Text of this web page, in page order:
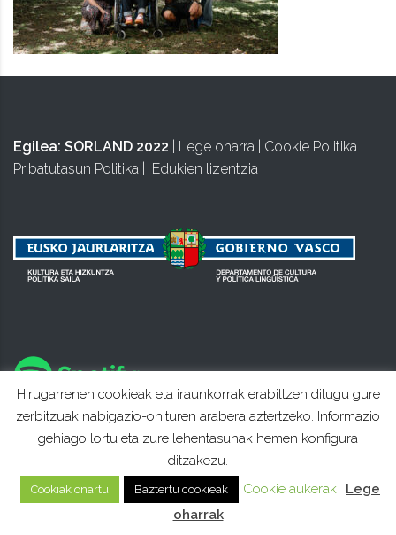
Egilea: SORLAND 2022 Lege oharra Cookie Politika
Pribatutasun Politika
Edukien lizentzia
Hirugarrenen cookieak eta iraunkorrak erabiltzen ditugu gure
zerbitzuak nabigazio-ohituren arabera aztertzeko. Informazio
gehiago lortu eta zure lehentasunak hemen konfigura
ditzakezu.
Cookiak onartu Baztertu cookieak Cookie aukerak
Lege
oharrak